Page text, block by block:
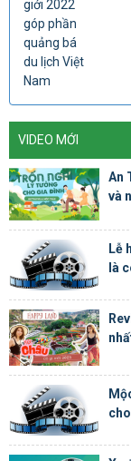
VIDEO MỚI
An
và
Lễ
là